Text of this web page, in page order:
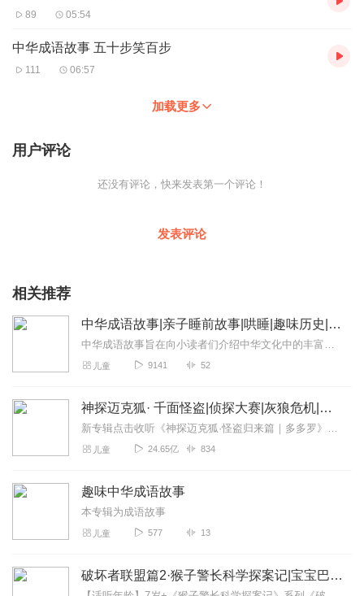
89 05:54
中华成语故事 五十步笑百步
111 06:57
加载更多
用户评论
还没有评论，快来发表第一个评论！
发表评论
相关推荐
中华成语故事|亲子睡前故事|哄睡|趣味历史|启蒙
中华成语故事旨在向小读者们介绍中华文化中的丰富成语，并通过精彩的故事讲述它们的来源和寓意。这本作品包含了一系列经典成语，如「井底之蛙」、「画蛇添足」、「杯弓蛇影...
儿童 9141 52
神探迈克狐· 千面怪盗|侦探大赛|灰狼危机|多多罗
新专辑点击收听《神探迈克狐·怪盗归来篇｜多多罗》！！！>>>点击进入主播橱窗购买《神探迈克狐》系列图书吧!<<<多多罗故事【点击前往】收听多多罗其他好玩有趣的故...
儿童 24.65亿 834
趣味中华成语故事
本专辑为成语故事
儿童 577 13
破坏者联盟篇2·猴子警长科学探案记|宝宝巴士故事